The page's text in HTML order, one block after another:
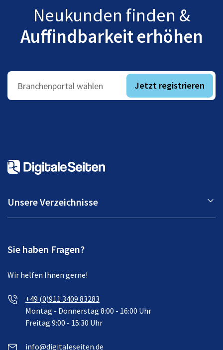
Neukunden finden &
Auffindbarkeit erhöhen
Branchenportal wählen Jetzt registrieren
Unsere Verzeichnisse
Sie haben Fragen?
Wir helfen Ihnen gerne!
+49 (0)911 3409 83283
Montag - Donnerstag 8:00 - 16:00 Uhr
Freitag 9:00 - 15:30 Uhr
info@digitaleseiten.de